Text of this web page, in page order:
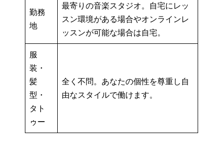
勤務
地
最寄りの音楽スタジオ。自宅にレッ
スン環境がある場合やオンラインレ
ッスンが可能な場合は自宅。
服
装・
髪
型・
タト
ゥー
全く不問。あなたの個性を尊重し自
由なスタイルで働けます。